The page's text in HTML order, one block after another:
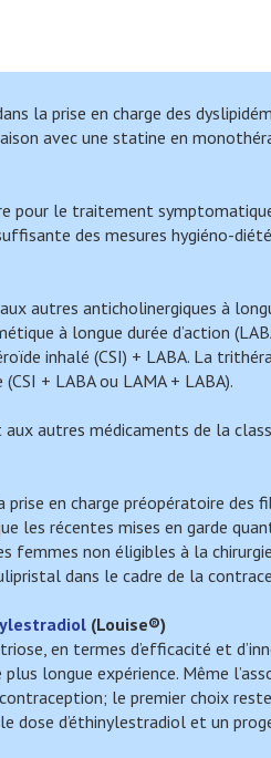
la prise en charge des
avec une statine en
pour le traitement
des mesures hygiéno-
autres anticholinergiques à
à longue durée d’action
inhalé (CSI) + LABA. La
+ LABA ou LAMA + LABA).
autres médicaments de la
en charge préopératoire des
les récentes mises en garde
femmes non éligibles à la
dans le cadre de la
(Louise®)
en termes d’efficacité et
longue expérience. Même
le premier choix
dose d’éthinylestradiol et un